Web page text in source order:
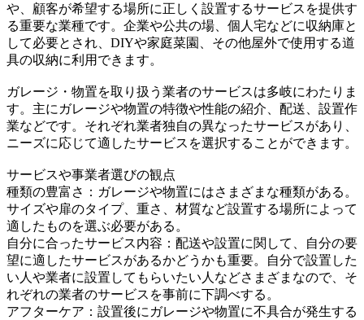
や、顧客が希望する場所に正しく設置するサービスを提供す
る重要な業種です。企業や公共の場、個人宅などに収納庫と
して必要とされ、DIYや家庭菜園、その他屋外で使用する道
具の収納に利用できます。
ガレージ・物置を取り扱う業者のサービスは多岐にわたりま
す。主にガレージや物置の特徴や性能の紹介、配送、設置作
業などです。それぞれ業者独自の異なったサービスがあり、
ニーズに応じて適したサービスを選択することができます。
サービスや事業者選びの観点
種類の豊富さ：ガレージや物置にはさまざまな種類がある。
サイズや扉のタイプ、重さ、材質など設置する場所によって
適したものを選ぶ必要がある。
自分に合ったサービス内容：配送や設置に関して、自分の要
望に適したサービスがあるかどうかも重要。自分で設置した
い人や業者に設置してもらいたい人などさまざまなので、そ
れぞれの業者のサービスを事前に下調べする。
アフターケア：設置後にガレージや物置に不具合が発生する